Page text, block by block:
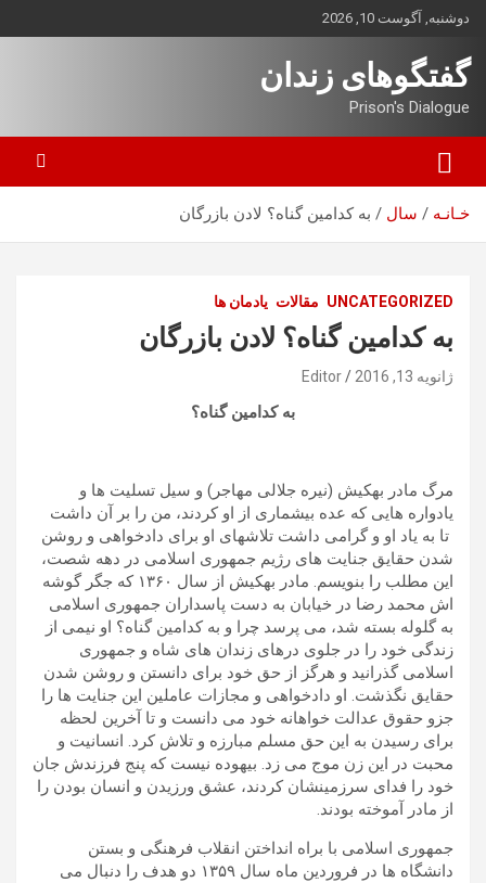
محتوا
بروید
دوشنبه, آگوست 10, 2026
گفتگوهای زندان
Prison's Dialogue
خـانـه سال به کدامین گناه؟ لادن بازرگان
UNCATEGORIZED مقالات یادمان ها
به کدامین گناه؟ لادن بازرگان
ژانویه 13, 2016 Editor
به کدامین گناه؟
مرگ مادر بهکیش (نیره جلالی مهاجر) و سیل تسلیت ها و
یادواره هایی که عده بیشماری از او کردند، من را بر آن داشت
تا به یاد او و گرامی داشت تلاشهای او برای دادخواهی و روشن
شدن حقایق جنایت های رژیم جمهوری اسلامی در دهه شصت،
این مطلب را بنویسم. مادر بهکیش از سال ۱۳۶۰ که جگر گوشه
اش محمد رضا در خیابان به دست پاسداران جمهوری اسلامی
به گلوله بسته شد، می پرسد چرا و به کدامین گناه؟ او نیمی از
زندگی خود را در جلوی درهای زندان های شاه و جمهوری
اسلامی گذرانید و هرگز از حق خود برای دانستن و روشن شدن
حقایق نگذشت. او دادخواهی و مجازات عاملین این جنایت ها را
جزو حقوق عدالت خواهانه خود می دانست و تا آخرین لحظه
برای رسیدن به این حق مسلم مبارزه و تلاش کرد. انسانیت و
محبت در این زن موج می زد. بیهوده نیست که پنج فرزندش جان
خود را فدای سرزمینشان کردند، عشق ورزیدن و انسان بودن را
از مادر آموخته بودند.
جمهوری اسلامی با براه انداختن انقلاب فرهنگی و بستن
دانشگاه ها در فروردین ماه سال ۱۳۵۹ دو هدف را دنبال می